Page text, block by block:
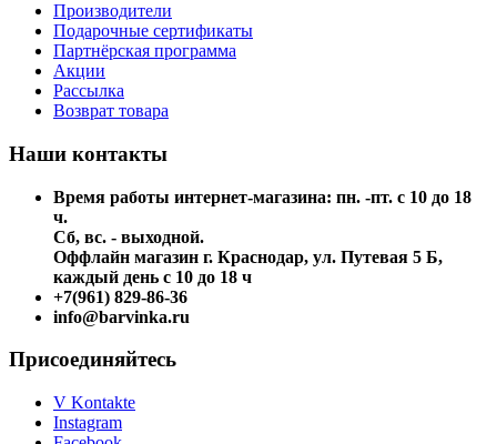
Производители
Подарочные сертификаты
Партнёрская программа
Акции
Рассылка
Возврат товара
Наши контакты
Время работы интернет-магазина: пн. -пт. с 10 до 18
ч.
Сб, вс. - выходной.
Оффлайн магазин г. Краснодар, ул. Путевая 5 Б,
каждый день с 10 до 18 ч
+7(961) 829-86-36
info@barvinka.ru
Присоединяйтесь
V Kontakte
Instagram